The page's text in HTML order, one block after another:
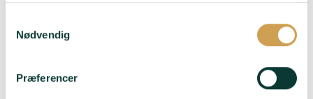
Nødvendig
Præferencer